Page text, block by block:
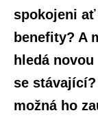
spokojeni ať
benefity? A
hledá
se
možná ho